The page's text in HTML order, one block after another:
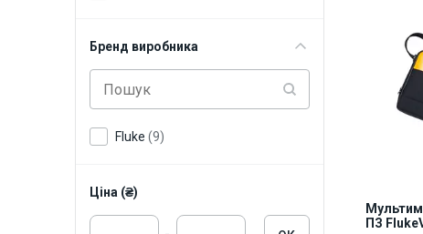
ПЗ
Бренд виробника
Fluke (9)
Ціна (₴)